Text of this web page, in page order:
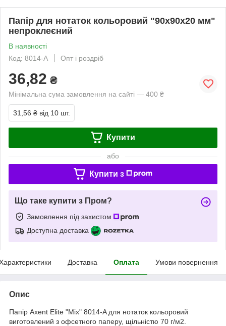
Папір для нотаток кольоровий "90х90х20 мм"
непроклеєний
В наявності
Код: 8014-A
Опт і роздріб
36,82 ₴
Мінімальна сума замовлення на сайті — 400 ₴
31,56 ₴ від 10 шт.
Купити
або
Купити з
Що таке купити з Пром?
Замовлення під захистом
Доступна доставка
Доставка Оплата Умови повернення
Опис
Папір Axent Elite "Mix" 8014-A для нотаток кольоровий
виготовлений з офсетного паперу, щільністю 70 г/м2.